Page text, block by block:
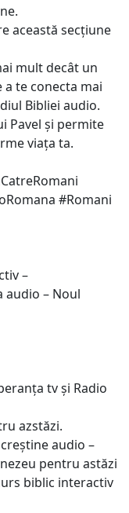
această secțiune
mult decât un
te conecta mai
Bibliei audio.
Pavel și permite
viața ta.
#Romani
–
audio – Noul
tv și Radio
azstăzi.
audio –
pentru astăzi
biblic interactiv